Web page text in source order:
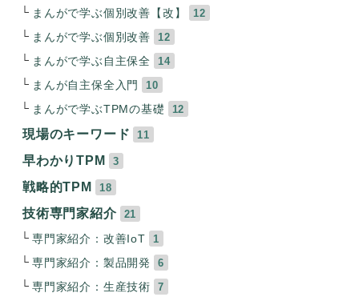
まんがで学ぶ個別改善【改】
12
まんがで学ぶ個別改善
12
まんがで学ぶ自主保全
14
まんが自主保全入門
10
まんがで学ぶTPMの基礎
12
現場のキーワード 11
早わかりTPM 3
戦略的TPM 18
技術専門家紹介 21
専門家紹介：改善IoT
1
専門家紹介：製品開発
6
専門家紹介：生産技術
7